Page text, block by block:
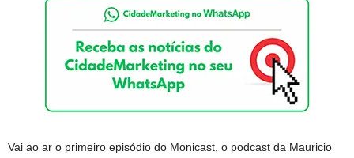
Vai ao ar o primeiro episódio do Monicast, o podcast da Mauricio